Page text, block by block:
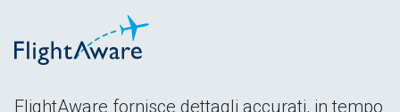
FlightAware fornisce dettagli accurati, in tempo